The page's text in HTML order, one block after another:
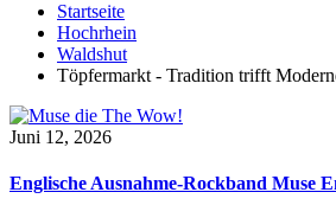
Startseite
Hochrhein
Waldshut
Töpfermarkt - Tradition trifft
Juni 12, 2026
Englische Ausnahme-Rockband Muse